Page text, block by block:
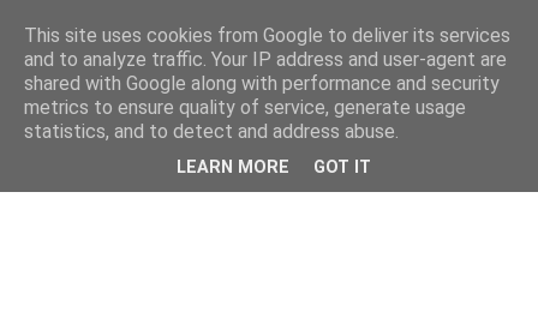
This site uses cookies from Google to deliver its services
and to analyze traffic. Your IP address and user-agent are
shared with Google along with performance and security
metrics to ensure quality of service, generate usage
statistics, and to detect and address abuse.
LEARN MORE GOT IT